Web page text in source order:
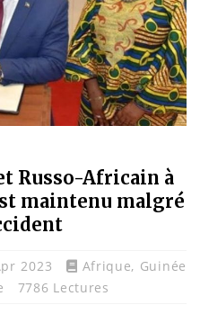
Aliko
Russo-Africain à
maintenu malgré
2023 Afrique, Guinée
7786 Lectures